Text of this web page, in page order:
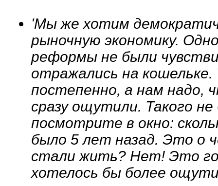
'Мы же хотим
рыночную экономику.
реформы не были
отражались на
постепенно, а нам
сразу ощутили. Такого
посмотрите в окно:
было 5 лет назад. Это о
стали жить? Нет! Это
хотелось бы более